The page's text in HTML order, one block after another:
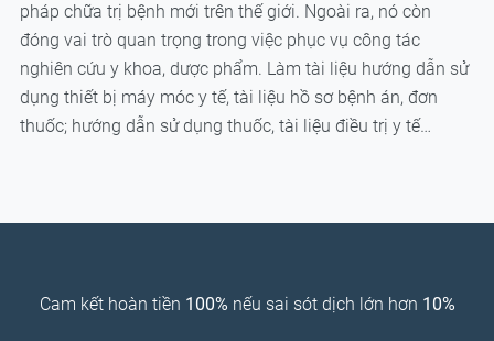
pháp chữa trị bệnh mới trên thế giới. Ngoài ra, nó còn
đóng vai trò quan trọng trong việc phục vụ công tác
nghiên cứu y khoa, dược phẩm. Làm tài liệu hướng dẫn sử
dụng thiết bị máy móc y tế, tài liệu hồ sơ bệnh án, đơn
thuốc; hướng dẫn sử dụng thuốc, tài liệu điều trị y tế…
Cam kết hoàn tiền 100% nếu sai sót dịch lớn hơn 10%